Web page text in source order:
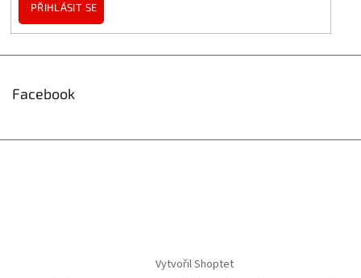
PŘIHLÁSIT SE
Facebook
Vytvořil Shoptet